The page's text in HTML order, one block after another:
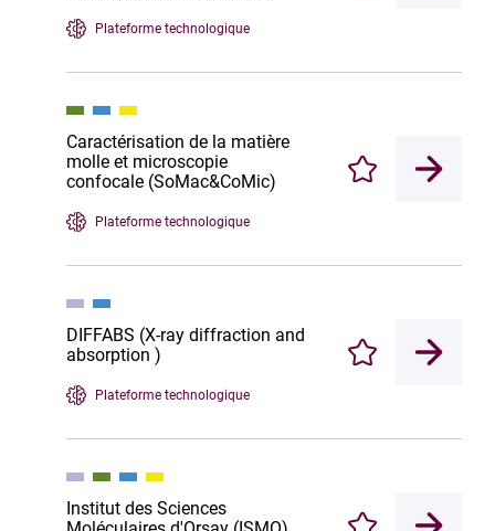
Plateforme technologique
Caractérisation de la matière
molle et microscopie
confocale (SoMac&CoMic)
Plateforme technologique
Enregistrer
DIFFABS (X-ray diffraction and
absorption )
Plateforme technologique
Enregistrer
Institut des Sciences